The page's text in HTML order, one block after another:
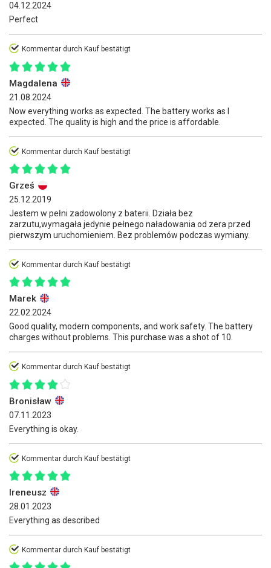
04.12.2024
Perfect
Kommentar durch Kauf bestätigt
Magdalena
21.08.2024
Now everything works as expected. The battery works as I
expected. The quality is high and the price is affordable.
Kommentar durch Kauf bestätigt
Grześ
25.12.2019
Jestem w pełni zadowolony z baterii. Działa bez
zarzutu,wymagała jedynie pełnego naładowania od zera przed
pierwszym uruchomieniem. Bez problemów podczas wymiany.
Kommentar durch Kauf bestätigt
Marek
22.02.2024
Good quality, modern components, and work safety. The battery
charges without problems. This purchase was a shot of 10.
Kommentar durch Kauf bestätigt
Bronisław
07.11.2023
Everything is okay.
Kommentar durch Kauf bestätigt
Ireneusz
28.01.2023
Everything as described
Kommentar durch Kauf bestätigt